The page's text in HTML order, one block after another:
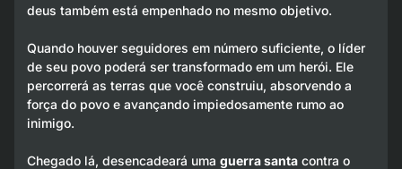
deus também está empenhado no mesmo objetivo.
Quando houver seguidores em número suficiente, o líder
de seu povo poderá ser transformado em um herói. Ele
percorrerá as terras que você construiu, absorvendo a
força do povo e avançando impiedosamente rumo ao
inimigo.
Chegado lá, desencadeará uma guerra santacontra o